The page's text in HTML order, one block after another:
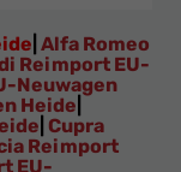
Alfa Romeo
Reimport EU-
Neuwagen
Heide
Cupra
Reimport
EU-